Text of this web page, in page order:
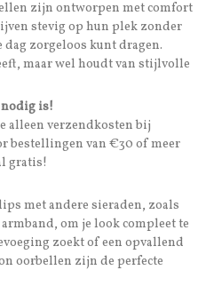
zijn ontworpen met comfort
stevig op hun plek zonder
zorgeloos kunt dragen.
maar wel houdt van stijlvolle
is!
alleen verzendkosten bij
bestellingen van €30 of meer
gratis!
met andere sieraden, zoals
om je look compleet te
zoekt of een opvallend
oorbellen zijn de perfecte